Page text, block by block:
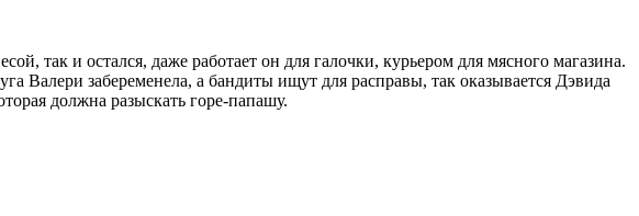
так и остался, даже работает он для галочки, курьером для мясного магазина.
Валери забеременела, а бандиты ищут для расправы, так оказывается Дэвида
должна разыскать горе-папашу.